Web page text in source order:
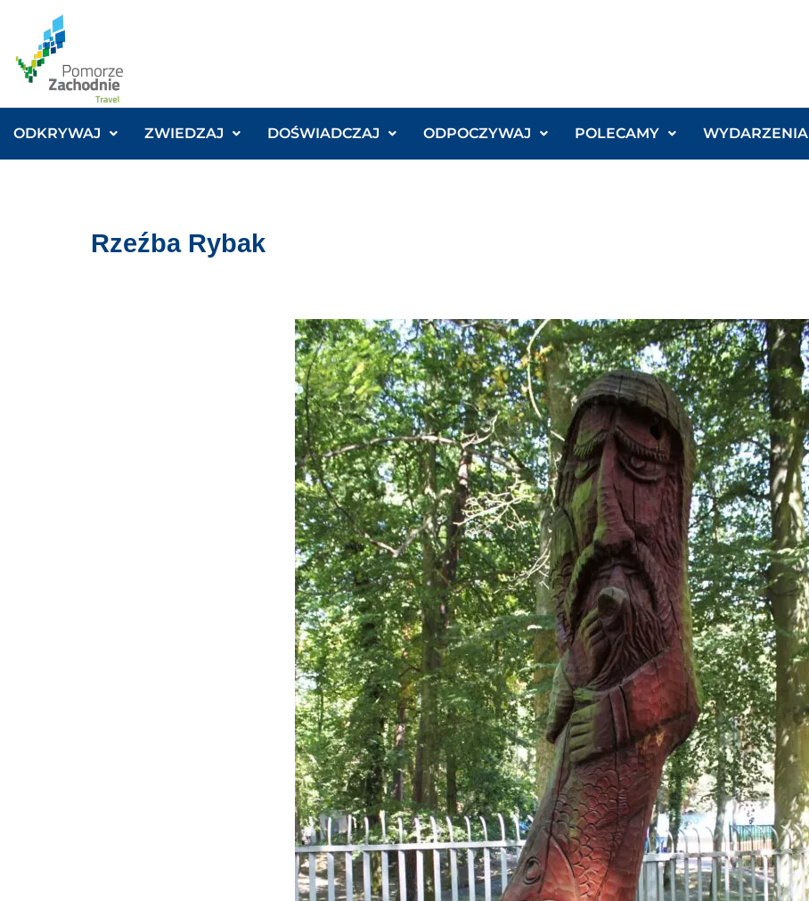
ODKRYWAJ ZWIEDZAJ DOŚWIADCZAJ ODPOCZYWAJ POLECAMY WYDARZENIA
Rzeźba Rybak